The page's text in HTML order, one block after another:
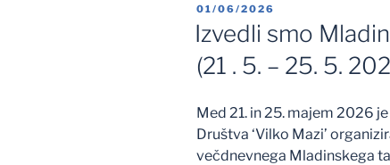
OBJAVLJENO
DNE
01/06/2026
Izvedli smo
(21 . 5. – 25. 5.
Med 21. in 25. majem 2026
Društva ‘Vilko Mazi’
večdnevnega Mladinskega